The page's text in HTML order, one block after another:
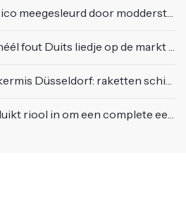
meegesleurd door modderstroom
Duits liedje op de markt van Emmen
raketten schieten het publiek in
in om een complete eendenfamilie te redden